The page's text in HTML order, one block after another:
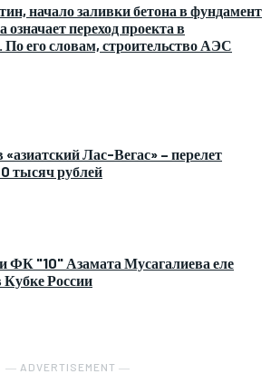
начало заливки бетона в фундамент
означает переход проекта в
его словам, строительство АЭС
Лас-Вегас» – перелет
тысяч рублей
ФК "10" Азамата Мусагалиева еле
России
― ADVERTISEMENT ―